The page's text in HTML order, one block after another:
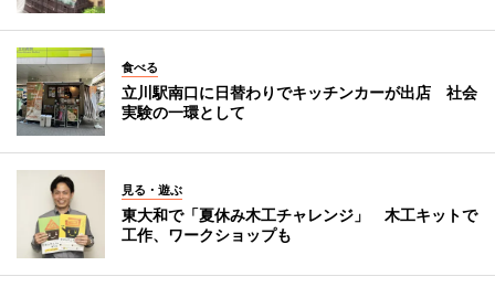
食べる
立川駅南口に日替わりでキッチンカーが出店 社会
実験の一環として
見る・遊ぶ
東大和で「夏休み木工チャレンジ」 木工キットで
工作、ワークショップも